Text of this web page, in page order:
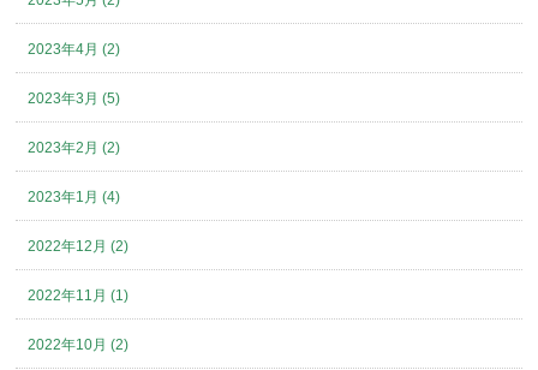
2023年4月 (2)
2023年3月 (5)
2023年2月 (2)
2023年1月 (4)
2022年12月 (2)
2022年11月 (1)
2022年10月 (2)